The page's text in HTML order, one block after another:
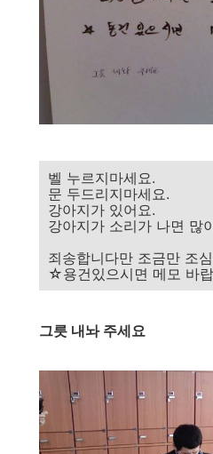
벨 누르지마세요.
문 두드리지마세요.
강아지가 있어요.
강아지가 소리가 나면 많
죄송합니다만 조금만 조
☆용건있으시면 메모 바
그릇 내놔 주세요